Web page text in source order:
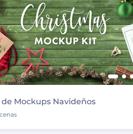
Mockups Navideños